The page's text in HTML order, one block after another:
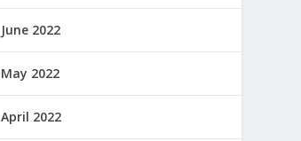
June 2022
May 2022
April 2022